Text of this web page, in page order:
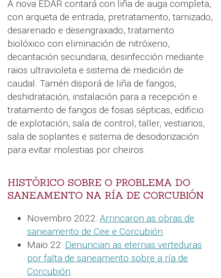
A nova EDAR contará con liña de auga completa,
con arqueta de entrada, pretratamento, tamizado,
desarenado e desengraxado, tratamento
biolóxico con eliminación de nitróxeno,
decantación secundaria, desinfección mediante
raios ultravioleta e sistema de medición de
caudal. Tamén disporá de liña de fangos,
deshidratación, instalación para a recepción e
tratamento de fangos de fosas sépticas, edificio
de explotación, sala de control, taller, vestiarios,
sala de soplantes e sistema de desodorización
para evitar molestias por cheiros.
HISTÓRICO SOBRE O PROBLEMA DO
SANEAMENTO NA RÍA DE CORCUBIÓN
Novembro 2022: Arrincaron as obras de
saneamento de Cee e Corcubión
Maio 22: Denuncian as eternas verteduras
por falta de saneamento sobre a ría de
Corcubión